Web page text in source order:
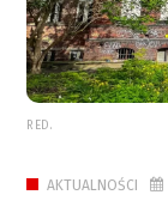
RED.
AKTUALNOŚCI